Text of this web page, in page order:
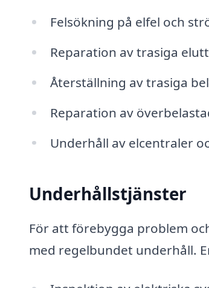
Felsökning på elfel och
Reparation av trasiga
Återställning av trasiga
Reparation av
Underhåll av elcentraler
Underhållstjänster
För att förebygga problem
med regelbundet underhåll.